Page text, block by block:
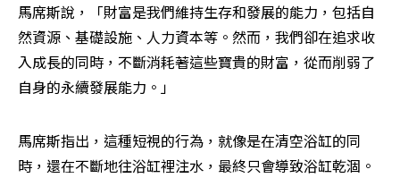
馬席斯說，「財富是我們維持生存和發展的能力，包括自
然資源、基礎設施、人力資本等。然而，我們卻在追求收
入成長的同時，不斷消耗著這些寶貴的財富，從而削弱了
自身的永續發展能力。」
馬席斯指出，這種短視的行為，就像是在清空浴缸的同
時，還在不斷地往浴缸裡注水，最終只會導致浴缸乾涸。